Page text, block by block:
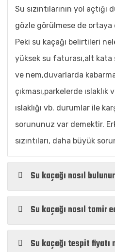
Su sızıntılarının yol
gözle görülmese de ortaya
Peki su kaçağı belirtileri
yüksek su faturası,alt kata
ve nem,duvarlarda
çıkması,parkelerde ıslaklık
ıslaklığı vb. durumlar ile
sorununuz var demektir.
sızıntıları, daha büyük
Su kaçağı nasıl
Su kaçağı nasıl tamir
Su kaçağı tespit fiyatı